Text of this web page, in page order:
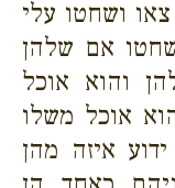
ושחטו עלי
אם שלהן
והוא אוכל
אוכל משלו
איזה מהן